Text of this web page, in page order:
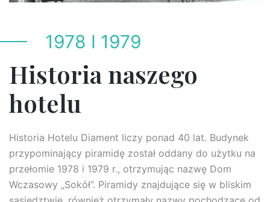
1978 I 1979
Historia naszego
hotelu
Historia Hotelu Diament liczy ponad 40 lat. Budynek
przypominający piramidę został oddany do użytku na
przełomie 1978 i 1979 r., otrzymując nazwę Dom
Wczasowy „Sokół”. Piramidy znajdujące się w bliskim